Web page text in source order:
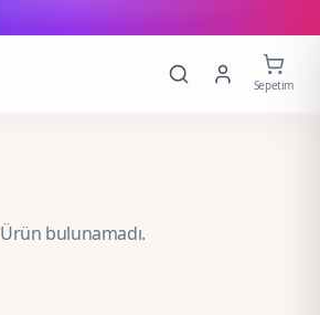
Sepetim
Ürün bulunamadı.